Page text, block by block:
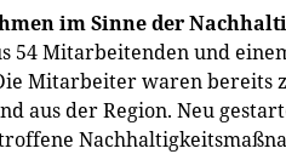
im Sinne der
54 Mitarbeitenden und
Mitarbeiter waren bereits
aus der Region. Neu